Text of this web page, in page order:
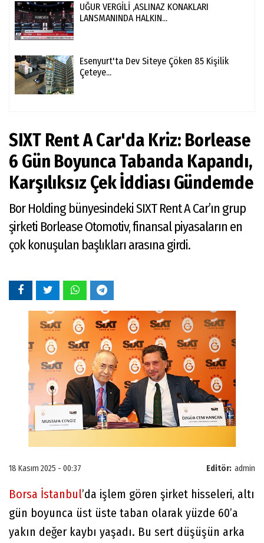
UĞUR VERGİLİ ,ASLINAZ KONAKLARI
LANSMANINDA HALKIN...
Esenyurt'ta Dev Siteye Çöken 85 Kişilik
Çeteye...
SIXT Rent A Car'da Kriz: Borlease
6 Gün Boyunca Tabanda Kapandı,
Karşılıksız Çek İddiası Gündemde
Bor Holding bünyesindeki SIXT Rent A Car’ın grup
şirketi Borlease Otomotiv, finansal piyasaların en
çok konuşulan başlıkları arasına girdi.
Editör: admin
18 Kasım 2025 - 00:37
Borsa İstanbul’da işlem gören şirket hisseleri, altı
gün boyunca üst üste taban olarak yüzde 60’a
yakın değer kaybı yaşadı. Bu sert düşüşün arka